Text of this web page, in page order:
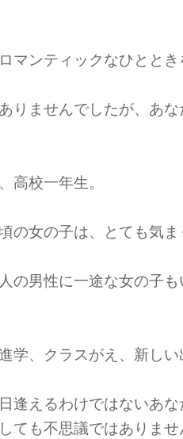
マンティックなひとと
りませんでしたが、あな
高校一年生。
の女の子は、とても気ま
の男性に一途な女の子も
学、クラスがえ、新しい
逢えるわけではないあ
ても不思議ではありませ